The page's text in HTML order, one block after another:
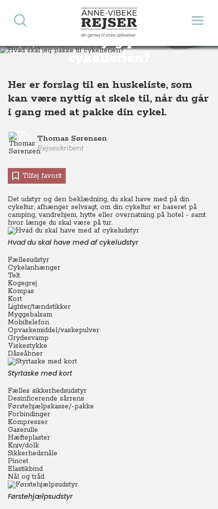
Anne-Vibeke Rejser
din genvej til store oplevelser
Åbn
Søg
Hvad skal jeg pakke til
cykelferien?
Rejsetips Hvad skal jeg pakke til cykelferien?
Her er forslag til en huskeliste, som
kan være nyttig at skele til, når du går
i gang med at pakke din cykel.
Thomas Sørensen
Rejseskribent
Tilføj favorit
Det udstyr og den beklædning, du skal have med på din
cykeltur, afhænger selvsagt, om din cykeltur er baseret på
camping, vandrehjem, hytte eller overnatning på hotel - samt
hvor længe du skal være på tur.
Hvad du skal have med af cykeludstyr
Fællesudstyr
Cykelanhænger
Telt
Kogegrej
Kompas
Kort
Lighter/tændstikker
Myggebalsam
Mobiltelefon
Opvaskemiddel/vaskepulver
Grydesvamp
Viskestykke
Dåseåbner
Styrtaske med kort
Fælles sikkerhedsudstyr
Desinficerende sårrens
Førstehjælpskasse/-pakke
Forbindinger
Kompresser
Gazerulle
Hæfteplaster
Kniv/dolk
Sikkerhedsnåle
Pincet
Elastikbind
Nål og tråd
Førstehjælpsudstyr